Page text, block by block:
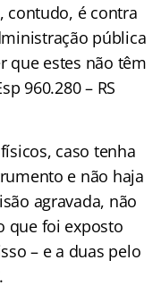
contudo, é contra
pública
que estes não têm
960.280 – RS
caso tenha
e não haja
agravada, não
que foi exposto
– e a duas pelo